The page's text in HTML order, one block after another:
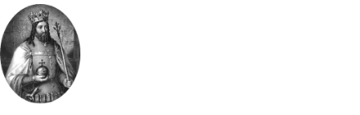
Uwaga:
ta
witryna
zawiera
system
dostępności.